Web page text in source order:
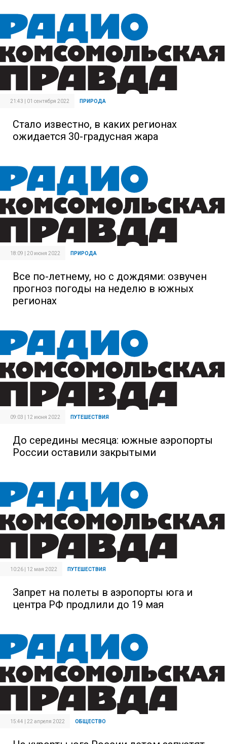
21:43 | 01 сентября 2022 ПРИРОДА
Стало известно, в каких регионах
ожидается 30-градусная жара
18:09 | 20 июня 2022 ПРИРОДА
Все по-летнему, но с дождями: озвучен
прогноз погоды на неделю в южных
регионах
09:03 | 12 июня 2022 ПУТЕШЕСТВИЯ
До середины месяца: южные аэропорты
России оставили закрытыми
10:26 | 12 мая 2022 ПУТЕШЕСТВИЯ
Запрет на полеты в аэропорты юга и
центра РФ продлили до 19 мая
15:44 | 22 апреля 2022 ОБЩЕСТВО